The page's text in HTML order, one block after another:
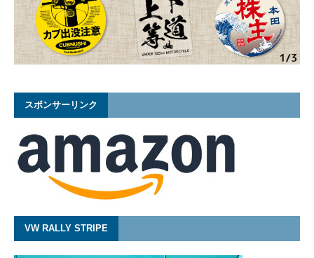
スポンサーリンク
VW RALLY STRIPE